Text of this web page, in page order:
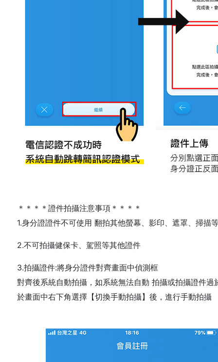
＊＊＊＊證件拍攝注意事項＊＊＊＊
1.身分證證件不可使用 翻拍其他螢幕、影印、遮罩、掃描
2.不可拍攝健保卡、駕照等其他證件
3.拍攝證件:將身分證件對齊畫面中偵測框
對齊後系統自動拍攝，如系統無法自動 拍攝或拍攝證件過
於畫面中右下角選擇【切換手動拍攝】後，進行手動拍攝